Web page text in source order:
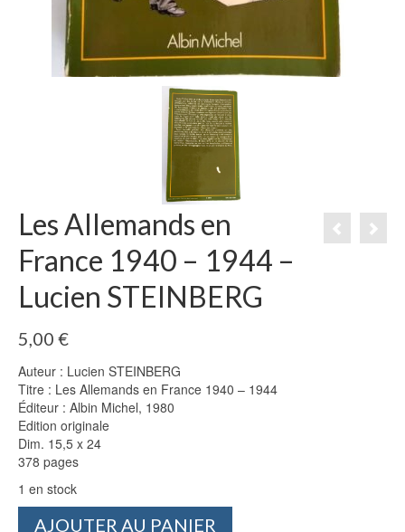
Les Allemands en
France 1940 – 1944 –
Lucien STEINBERG
5,00 €
Auteur : Lucien STEINBERG
Titre : Les Allemands en France 1940 – 1944
Éditeur : Albin Michel, 1980
Edition originale
Dim. 15,5 x 24
378 pages
1 en stock
AJOUTER AU PANIER